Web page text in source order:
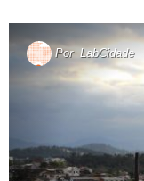
Por LabCidade